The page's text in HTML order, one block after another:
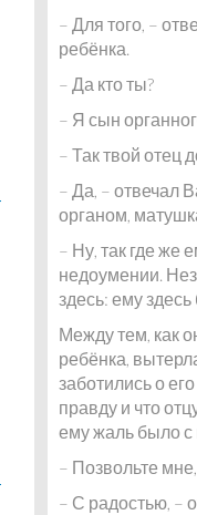
– Для того, –
ребёнка.
– Да кто ты?
– Я сын
– Так твой отец
– Да, – отвечал
органом,
– Ну, так где же
недоумении.
здесь: ему
Между тем, как
ребёнка,
заботились о
правду и что
ему жаль было с
– Позвольте
– С радостью, –